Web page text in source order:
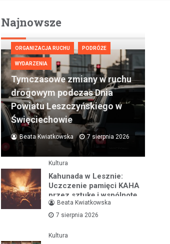
Najnowsze
ORGANIZACJA RUCHU PODRÓŻE
WYDARZENIA
Tymczasowe zmiany w ruchu
drogowym podczas Dnia
Powiatu Leszczyńskiego w
Święciechowie
Beata Kwiatkowska 7 sierpnia 2026
Kultura
Kahunada w Lesznie:
Uczczenie pamięci KAHA
przez sztukę i wspólnotę
Beata Kwiatkowska
7 sierpnia 2026
Kultura